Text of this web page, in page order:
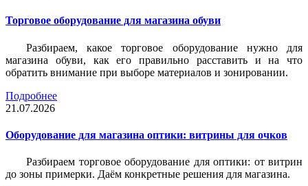
Торговое оборудование для магазина обуви
Разбираем, какое торговое оборудование нужно для
магазина обуви, как его правильно расставить и на что
обратить внимание при выборе материалов и зонировании.
Подробнее
21.07.2026
Оборудование для магазина оптики: витрины для очков
Разбираем торговое оборудование для оптики: от витрин
до зоны примерки. Даём конкретные решения для магазина.